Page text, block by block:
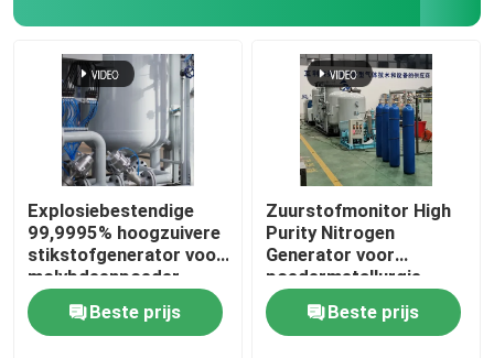
Explosiebestendige
99,9995% hoogzuivere
stikstofgenerator voor
molybdeenpoeder
Beste prijs
Zuurstofmonitor High
Purity Nitrogen
Generator voor
poedermetallurgie
Beste prijs